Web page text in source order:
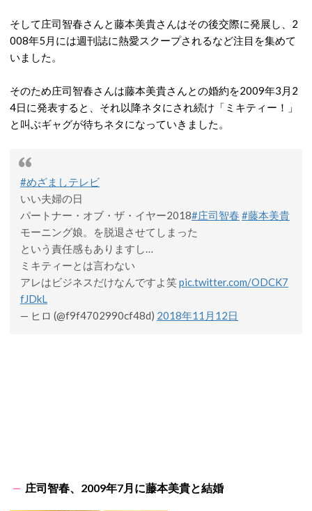
そして庄司智春さんと藤本美貴さんはその後交際に発展し、2
008年5月には週刊誌に熱愛スクープされるなど注目を集めて
いました。
そのため庄司智春さんは藤本美貴さんとの婚約を2009年3月2
4日に発表すると、それ以降ネタにされ続け「ミキティー！」
と叫ぶギャグが待ちネタになっていきました。
#めざましテレビ
いい夫婦の日
パートナー・オブ・ザ・イヤー2018#庄司智春 #藤本美貴
モーニング娘。を脱退させてしまった
という責任感もありますし…
ミキティーとは言わない
アレはビジネスだけなんですよ笑 pic.twitter.com/ODCK7
fJDkL
— ヒロ (@f9f4702990cf48d) 2018年11月12日
庄司智春、2009年7月に藤本美貴と結婚